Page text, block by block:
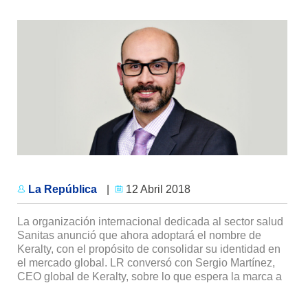
La República 12 Abril 2018
La organización internacional dedicada al sector salud
Sanitas anunció que ahora adoptará el nombre de
Keralty, con el propósito de consolidar su identidad en
el mercado global. LR conversó con Sergio Martínez,
CEO global de Keralty, sobre lo que espera la marca a